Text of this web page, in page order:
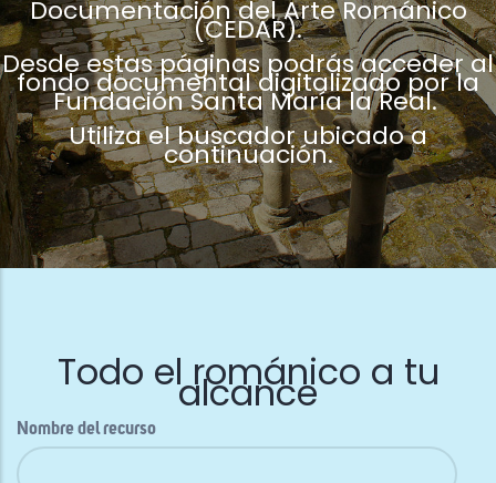
Documentación del Arte Románico
(CEDAR).
Desde estas páginas podrás acceder al
fondo documental digitalizado por la
Fundación Santa María la Real.
Utiliza el buscador ubicado a
continuación.
Todo el románico a tu
alcance
Nombre del recurso